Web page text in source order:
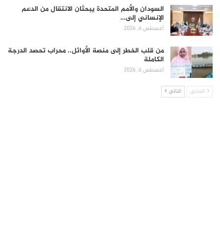
السودان والأمم المتحدة يبحثان الانتقال من الدعم
الإنساني إلى…
أغسطس 6, 2026
من قلب الخطر إلى منصة الأوائل.. محراب تحصد الدرجة
الكاملة
أغسطس 6, 2026
السابق التالي